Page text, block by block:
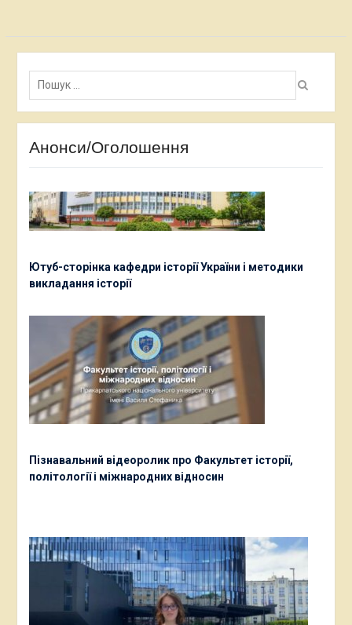
Пошук:
Анонси/Оголошення
Ютуб-сторінка кафедри історії України і методики
викладання історії
Пізнавальний відеоролик про Факультет історії,
політології і міжнародних відносин